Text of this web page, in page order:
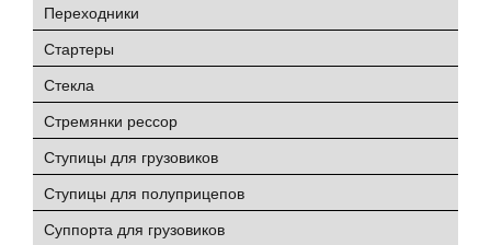
Переходники
Стартеры
Стекла
Стремянки рессор
Ступицы для грузовиков
Ступицы для полуприцепов
Суппорта для грузовиков